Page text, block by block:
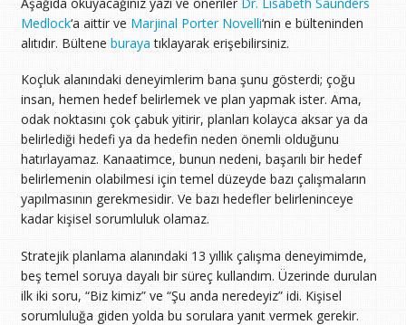
Medlock‘a aittir ve Marjinal Porter Novelli‘nin e bülteninden
alıtıdır. Bültene buraya tıklayarak erişebilirsiniz.
Koçluk alanındaki deneyimlerim bana şunu gösterdi; çoğu
insan, hemen hedef belirlemek ve plan yapmak ister. Ama,
odak noktasını çok çabuk yitirir, planları kolayca aksar ya da
belirlediği hedefi ya da hedefin neden önemli olduğunu
hatırlayamaz. Kanaatimce, bunun nedeni, başarılı bir hedef
belirlemenin olabilmesi için temel düzeyde bazı çalışmaların
yapılmasının gerekmesidir. Ve bazı hedefler belirleninceye
kadar kişisel sorumluluk olamaz.
Stratejik planlama alanındaki 13 yıllık çalışma deneyimimde,
beş temel soruya dayalı bir süreç kullandım. Üzerinde durulan
ilk iki soru, “Biz kimiz” ve “Şu anda neredeyiz” idi. Kişisel
sorumluluğa giden yolda bu sorulara yanıt vermek gerekir.